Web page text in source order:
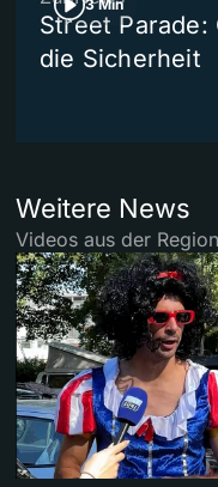
3 Min
Street
die Sicherheit
Weitere News
Videos aus der